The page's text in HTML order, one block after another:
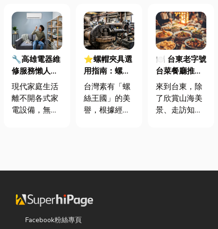
🔧高雄電器維
修服務懶人包
｜冷氣、冰
箱、洗衣機專
業維修
現代家庭生活
離不開各式家
電設備，無論
還是每天幫助
衣機，一旦發
生故障，都可
能嚴重影響日
⭐螺帽夾具選
用指南：螺母
挾具頻繁耗
損？3大關鍵
提升扣件成型
台灣素有「螺
絲王國」的美
譽，根據經濟
額高達 42.1
731816）產
🍽️ 台東老字號
台菜餐廳推薦
｜在地人聚餐
首選，經典合
菜一次滿足
來到台東，除
了欣賞山海美
景、走訪知名
相較於一般小
Facebook粉絲專頁